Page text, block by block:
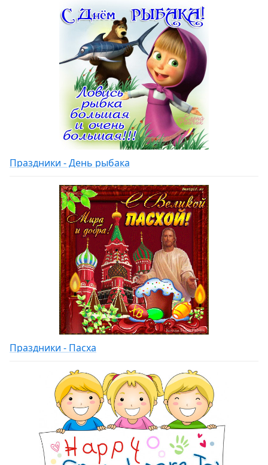
Праздники - День рыбака
Праздники - Пасха